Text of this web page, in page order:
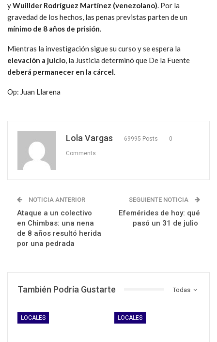
yWuillder Rodríguez Martínez (venezolano). Por la
gravedad de los hechos, las penas previstas parten de un
mínimo de 8 años de prisión.
Mientras la investigación sigue su curso y se espera la
elevación a juicio, la Justicia determinó que De la Fuente
deberá permanecer en la cárcel.
Op: Juan Llarena
Lola Vargas 69995 Posts 0
Comments
NOTICIA ANTERIOR
Ataque a un colectivo
en Chimbas: una nena
de 8 años resultó herida
por una pedrada
SEGUIENTE NOTICIA
Efemérides de hoy: qué
pasó un 31 de julio
Todas
También Podría Gustarte
LOCALES LOCALES